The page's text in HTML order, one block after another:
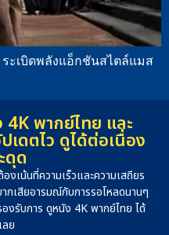
ะเบิดพลังแอ็กชันสไตล์แมส
พากย์ไทย และ
ดตไว ดูได้ต่อเนื่อง
ดุด
งเน้นที่ความเร็วและความเสถียร
กเสียอารมณ์กับการรอโหลดนานๆ
งรับการ ดูหนัง 4K พากย์ไทย ได้
ลย